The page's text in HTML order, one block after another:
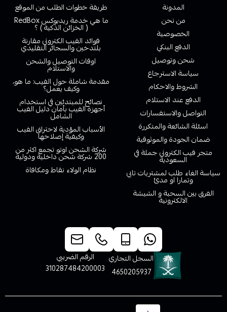
المدونة
من نحن
الخصوصية
الدفع البنكي
شحن وتوصيل
سياسة الاسترجاع
الشروط والاحكام
الدفع عند الاستلام
التواصل والاستفسارات
اسئلة الشائعة والمتكررة
ضمان الجودة والموثوقية
متجر فيب الكتروني جملة في
السعودية
سياسة الغاء طلب لمشتريات تابي
وتمارا او مدئ
الفرق بين السحبة و الشيشة
الالكترونية
طريقة خطوات الطلب من الموقع
ما هي خدمة ريدبوكس RedBox
( الخزائن الذكية ) ؟
فوائد الفيب الكتروني مقارنة
بلتدخين والسجائر التقليدي
اوقات التوصيل والشحن
والاستلام
مقدمة شاملة حول الفيب: ما هو،
وكيف يعمل؟
نصائح للمبتدئين في استخدام
أجهزة الفيب بأمان دليل الفيب
الشامل
الأسباب المؤدية لاحتراق الفيب
وكيفية إصلاحها
شركة الشحن اوتو تجمع اكثر من
200 شركة شحن داخلية ودولية
نظام الولاء نقاط ومكافاة
السجل التجاري
4650205937
الرقم الضريبي
310287484200003